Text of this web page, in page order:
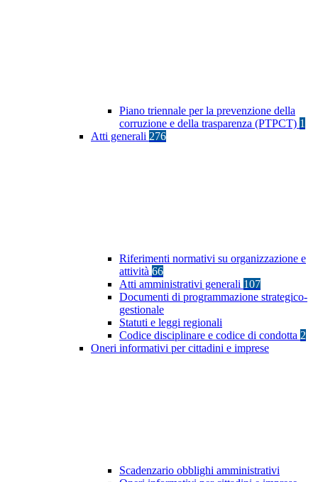
Piano triennale per la prevenzione della
corruzione e della trasparenza (PTPCT) 1
Atti generali 276
Riferimenti normativi su organizzazione e
attività 66
Atti amministrativi generali 107
Documenti di programmazione strategico-
gestionale
Statuti e leggi regionali
Codice disciplinare e codice di condotta 2
Oneri informativi per cittadini e imprese
Scadenzario obblighi amministrativi